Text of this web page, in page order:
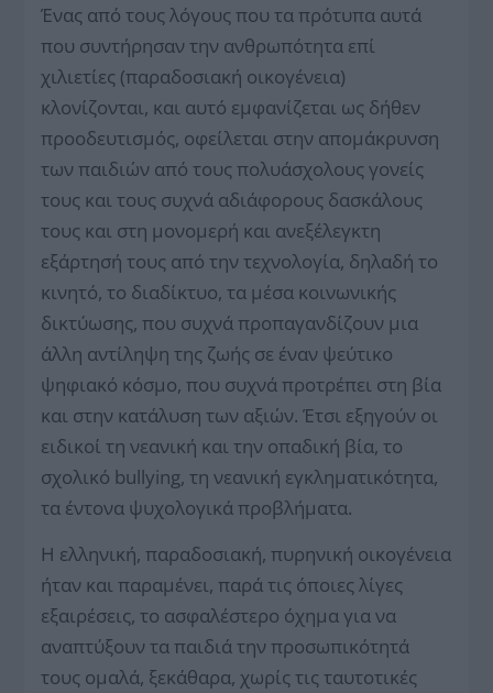
Ένας από τους λόγους που τα πρότυπα αυτά
που συντήρησαν την ανθρωπότητα επί
χιλιετίες (παραδοσιακή οικογένεια)
κλονίζονται, και αυτό εμφανίζεται ως δήθεν
προοδευτισμός, οφείλεται στην απομάκρυνση
των παιδιών από τους πολυάσχολους γονείς
τους και τους συχνά αδιάφορους δασκάλους
τους και στη μονομερή και ανεξέλεγκτη
εξάρτησή τους από την τεχνολογία, δηλαδή το
κινητό, το διαδίκτυο, τα μέσα κοινωνικής
δικτύωσης, που συχνά προπαγανδίζουν μια
άλλη αντίληψη της ζωής σε έναν ψεύτικο
ψηφιακό κόσμο, που συχνά προτρέπει στη βία
και στην κατάλυση των αξιών. Έτσι εξηγούν οι
ειδικοί τη νεανική και την οπαδική βία, το
σχολικό bullying, τη νεανική εγκληματικότητα,
τα έντονα ψυχολογικά προβλήματα.
Η ελληνική, παραδοσιακή, πυρηνική οικογένεια
ήταν και παραμένει, παρά τις όποιες λίγες
εξαιρέσεις, το ασφαλέστερο όχημα για να
αναπτύξουν τα παιδιά την προσωπικότητά
τους ομαλά, ξεκάθαρα, χωρίς τις ταυτοτικές